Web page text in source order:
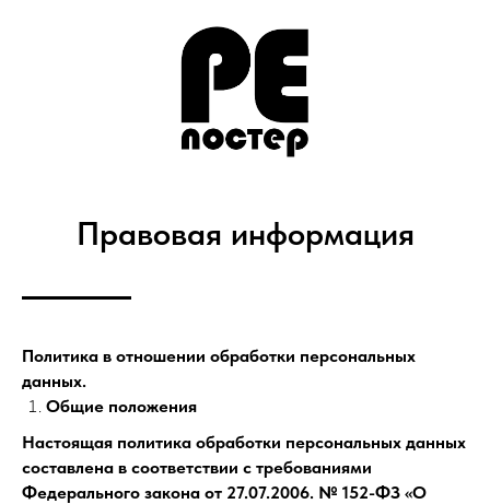
Правовая информация
Политика в отношении обработки персональных
данных.
Общие положения
Настоящая политика обработки персональных данных
составлена в соответствии с требованиями
Федерального закона от 27.07.2006. № 152-ФЗ «О